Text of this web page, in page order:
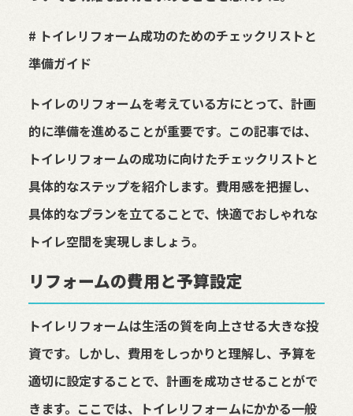
# トイレリフォーム成功のためのチェックリストと
準備ガイド
トイレのリフォームを考えている方にとって、計画
的に準備を進めることが重要です。この記事では、
トイレリフォームの成功に向けたチェックリストと
具体的なステップを紹介します。費用感を把握し、
具体的なプランを立てることで、快適でおしゃれな
トイレ空間を実現しましょう。
リフォームの費用と予算設定
トイレリフォームは生活の質を向上させる大きな投
資です。しかし、費用をしっかりと理解し、予算を
適切に設定することで、計画を成功させることがで
きます。ここでは、トイレリフォームにかかる一般